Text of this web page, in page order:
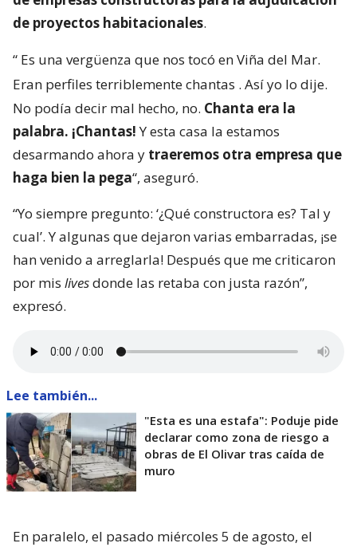
de proyectos habitacionales.
“ Es una vergüenza que nos tocó en Viña del Mar.
Eran perfiles terriblemente chantas . Así yo lo dije.
No podía decir mal hecho, no. Chanta era la
palabra. ¡Chantas!Y esta casa la estamos
desarmando ahora y traeremos otra empresa que
haga bien la pega“, aseguró.
“Yo siempre pregunto: ‘¿Qué constructora es? Tal y
cual’. Y algunas que dejaron varias embarradas, ¡se
han venido a arreglarla! Después que me criticaron
por mis livesdonde las retaba con justa razón”,
expresó.
Lee también...
"Esta es una estafa": Poduje pide
declarar como zona de riesgo a
obras de El Olivar tras caída de
muro
En paralelo, el pasado miércoles 5 de agosto, el